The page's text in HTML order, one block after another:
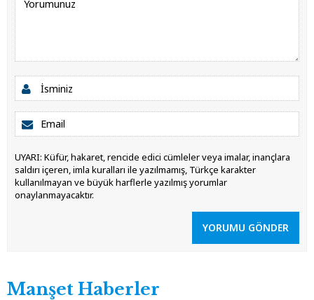
UYARI: Küfür, hakaret, rencide edici cümleler veya imalar, inançlara
saldırı içeren, imla kuralları ile yazılmamış, Türkçe karakter
kullanılmayan ve büyük harflerle yazılmış yorumlar
onaylanmayacaktır.
YORUMU GÖNDER
Manşet Haberler